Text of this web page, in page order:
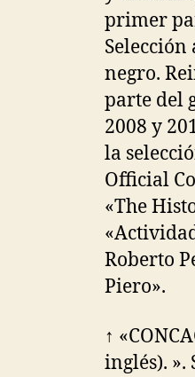
primer
negro.
parte del
2008 y
la
Official
«The
Roberto
Piero».
↑
inglés). ».